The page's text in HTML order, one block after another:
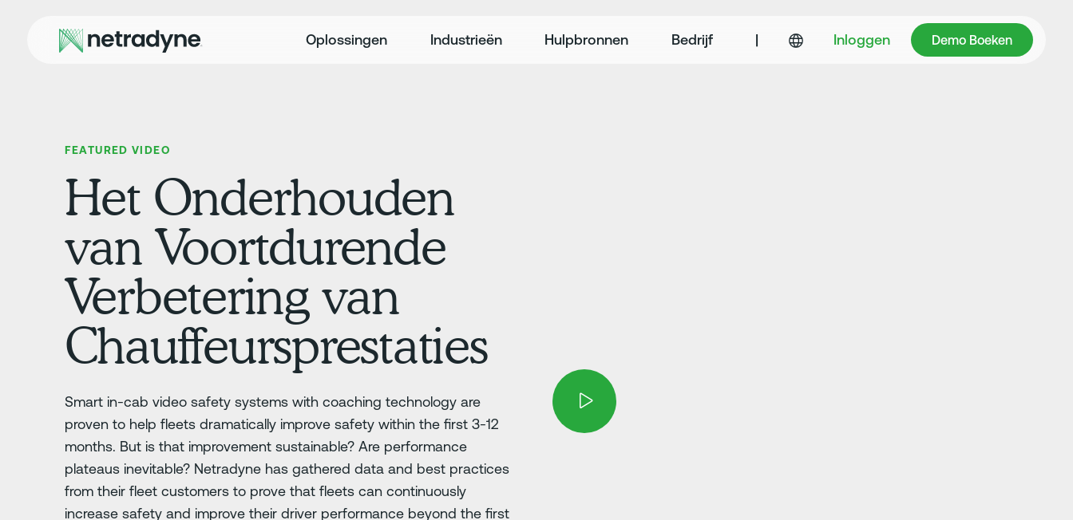
Oplossingen Industrieën Hulpbronnen Bedrijf | Inloggen Demo Boeken
Demo Boeken
FEATURED VIDEO
Het Onderhouden
van Voortdurende
Verbetering van
Chauffeursprestaties
Smart in-cab video safety systems with coaching technology are
proven to help fleets dramatically improve safety within the first 3-12
months. But is that improvement sustainable? Are performance
plateaus inevitable? Netradyne has gathered data and best practices
from their fleet customers to prove that fleets can continuously
increase safety and improve their driver performance beyond the first